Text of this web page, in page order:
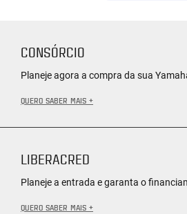
CONSÓRCIO
Planeje agora a compra da sua
QUERO SABER MAIS +
LIBERACRED
Planeje a entrada e garanta o
QUERO SABER MAIS +